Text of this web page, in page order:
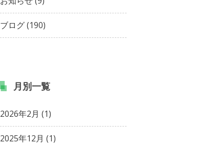
ブログ (190)
月別 一覧
2026年2月 (1)
2025年12月 (1)